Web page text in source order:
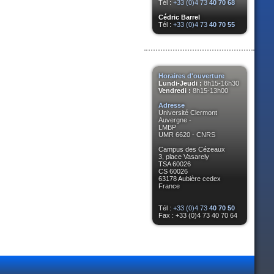
Tél : +33 (0)4 73 40 70 68
Cédric Barrel
Tél : +33 (0)4 73 40 70 55
Horaires d'ouverture
Lundi-Jeudi : 8h15-16h30
Vendredi : 8h15-13h00
Adresse
Université Clermont
Auvergne -
LMBP
UMR 6620 - CNRS
Campus des Cézeaux
3, place Vasarely
TSA 60026
CS 60026
63178 Aubière cedex
France
Tél : +33 (0)4 73 40 70 50
Fax : +33 (0)4 73 40 70 64